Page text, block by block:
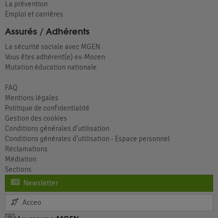
La prévention
Emploi et carrières
Assurés / Adhérents
La sécurité sociale avec MGEN
Vous êtes adhérent(e) ex-Mocen
Mutation éducation nationale
FAQ
Mentions légales
Politique de confidentialité
Gestion des cookies
Conditions générales d'utilisation
Conditions générales d'utilisation - Espace personnel
Réclamations
Médiation
Sections
Newsletter
Acceo